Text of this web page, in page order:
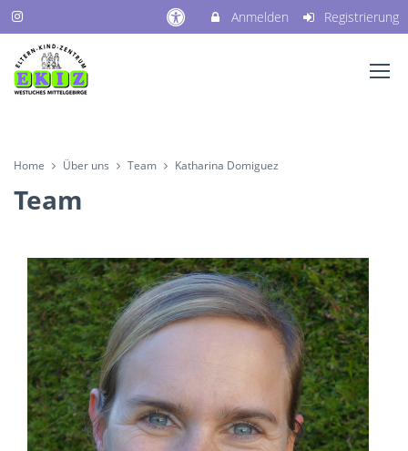
Anmelden Registrierung
Home Über uns Team Katharina Domiguez
Team